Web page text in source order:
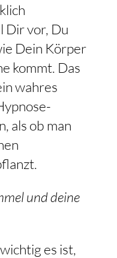
Dir vor, Du
Dein Körper
kommt. Das
wahres
als ob man
und deine
es ist,